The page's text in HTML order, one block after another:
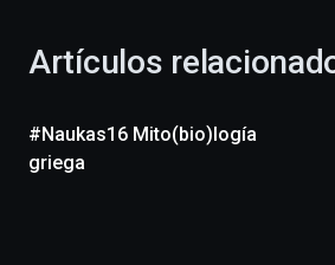
celebración
novena
edición
Artículos
#Naukas16 Mito(bio)logía
griega